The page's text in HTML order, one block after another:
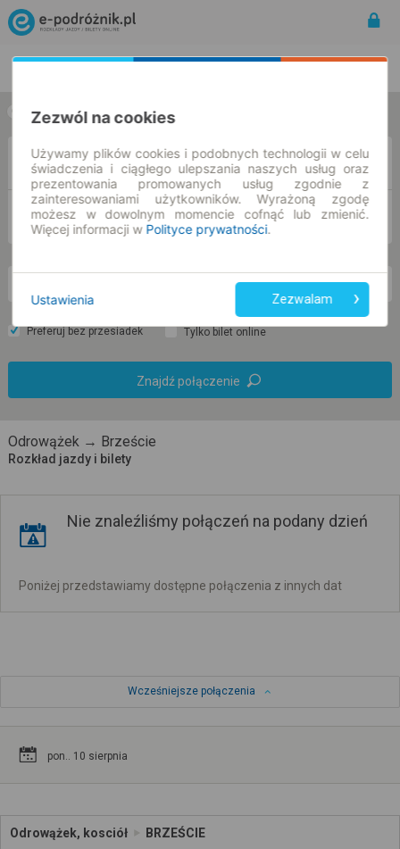
w jedną stronę w obie strony
Z
DO
Preferuj bez przesiadek Tylko bilet online
Znajdź połączenie
Odrowążek → Brzeście
Rozkład jazdy i bilety
Nie znaleźliśmy połączeń na podany dzień
Poniżej przedstawiamy dostępne połączenia z innych dat
Wcześniejsze połączenia
pon.. 10 sierpnia
Odrowążek, kosciół BRZEŚCIE
Zezwól na cookies
Używamy plików cookies i podobnych technologii w celu
świadczenia i ciągłego ulepszania naszych usług oraz
prezentowania promowanych usług zgodnie z
zainteresowaniami użytkowników. Wyrażoną zgodę
możesz w dowolnym momencie cofnąć lub zmienić.
Więcej informacji w Polityce prywatności.
Ustawienia Zezwalam